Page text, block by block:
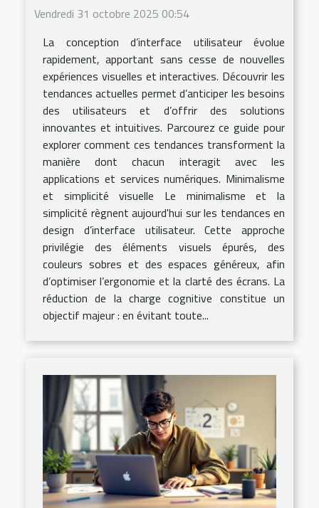
Vendredi 31 octobre 2025 00:54
La conception d’interface utilisateur évolue
rapidement, apportant sans cesse de nouvelles
expériences visuelles et interactives. Découvrir les
tendances actuelles permet d’anticiper les besoins
des utilisateurs et d’offrir des solutions
innovantes et intuitives. Parcourez ce guide pour
explorer comment ces tendances transforment la
manière dont chacun interagit avec les
applications et services numériques. Minimalisme
et simplicité visuelle Le minimalisme et la
simplicité règnent aujourd'hui sur les tendances en
design d’interface utilisateur. Cette approche
privilégie des éléments visuels épurés, des
couleurs sobres et des espaces généreux, afin
d’optimiser l’ergonomie et la clarté des écrans. La
réduction de la charge cognitive constitue un
objectif majeur : en évitant toute...